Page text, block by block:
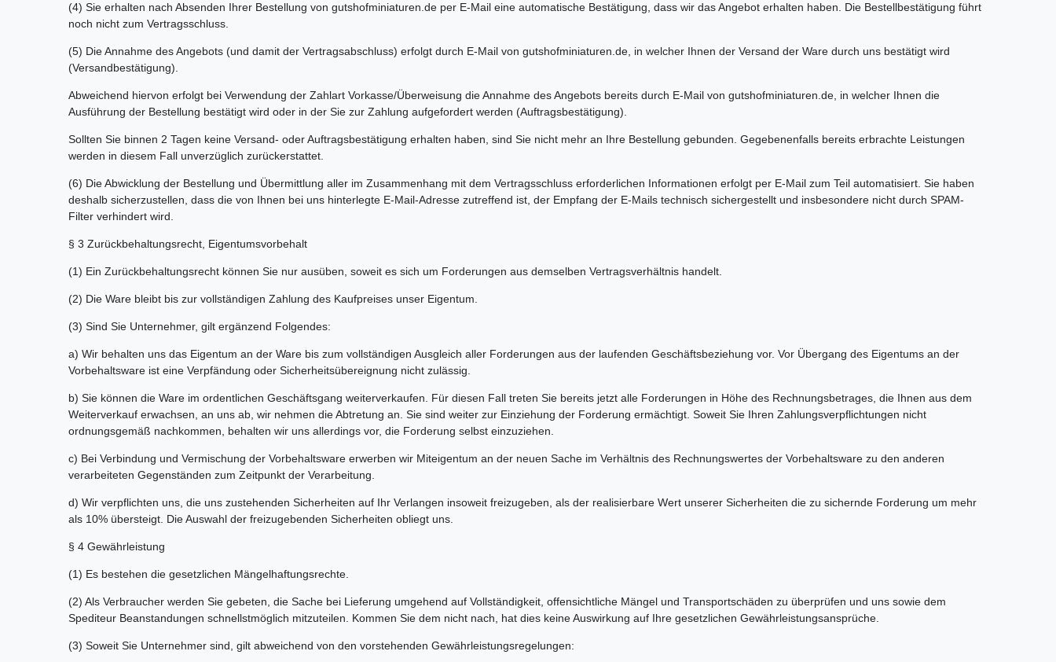
(4) Sie erhalten nach Absenden Ihrer Bestellung von gutshofminiaturen.de per E-Mail eine automatische Bestätigung, dass wir das Angebot erhalten haben. Die Bestellbestätigung führt
noch nicht zum Vertragsschluss.
(5) Die Annahme des Angebots (und damit der Vertragsabschluss) erfolgt durch E-Mail von gutshofminiaturen.de, in welcher Ihnen der Versand der Ware durch uns bestätigt wird
(Versandbestätigung).
Abweichend hiervon erfolgt bei Verwendung der Zahlart Vorkasse/Überweisung die Annahme des Angebots bereits durch E-Mail von gutshofminiaturen.de, in welcher Ihnen die
Ausführung der Bestellung bestätigt wird oder in der Sie zur Zahlung aufgefordert werden (Auftragsbestätigung).
Sollten Sie binnen 2 Tagen keine Versand- oder Auftragsbestätigung erhalten haben, sind Sie nicht mehr an Ihre Bestellung gebunden. Gegebenenfalls bereits erbrachte Leistungen
werden in diesem Fall unverzüglich zurückerstattet.
(6) Die Abwicklung der Bestellung und Übermittlung aller im Zusammenhang mit dem Vertragsschluss erforderlichen Informationen erfolgt per E-Mail zum Teil automatisiert. Sie haben
deshalb sicherzustellen, dass die von Ihnen bei uns hinterlegte E-Mail-Adresse zutreffend ist, der Empfang der E-Mails technisch sichergestellt und insbesondere nicht durch SPAM-
Filter verhindert wird.
§ 3 Zurückbehaltungsrecht, Eigentumsvorbehalt
(1) Ein Zurückbehaltungsrecht können Sie nur ausüben, soweit es sich um Forderungen aus demselben Vertragsverhältnis handelt.
(2) Die Ware bleibt bis zur vollständigen Zahlung des Kaufpreises unser Eigentum.
(3) Sind Sie Unternehmer, gilt ergänzend Folgendes:
a) Wir behalten uns das Eigentum an der Ware bis zum vollständigen Ausgleich aller Forderungen aus der laufenden Geschäftsbeziehung vor. Vor Übergang des Eigentums an der
Vorbehaltsware ist eine Verpfändung oder Sicherheitsübereignung nicht zulässig.
b) Sie können die Ware im ordentlichen Geschäftsgang weiterverkaufen. Für diesen Fall treten Sie bereits jetzt alle Forderungen in Höhe des Rechnungsbetrages, die Ihnen aus dem
Weiterverkauf erwachsen, an uns ab, wir nehmen die Abtretung an. Sie sind weiter zur Einziehung der Forderung ermächtigt. Soweit Sie Ihren Zahlungsverpflichtungen nicht
ordnungsgemäß nachkommen, behalten wir uns allerdings vor, die Forderung selbst einzuziehen.
c) Bei Verbindung und Vermischung der Vorbehaltsware erwerben wir Miteigentum an der neuen Sache im Verhältnis des Rechnungswertes der Vorbehaltsware zu den anderen
verarbeiteten Gegenständen zum Zeitpunkt der Verarbeitung.
d) Wir verpflichten uns, die uns zustehenden Sicherheiten auf Ihr Verlangen insoweit freizugeben, als der realisierbare Wert unserer Sicherheiten die zu sichernde Forderung um mehr
als 10% übersteigt. Die Auswahl der freizugebenden Sicherheiten obliegt uns.
§ 4 Gewährleistung
(1) Es bestehen die gesetzlichen Mängelhaftungsrechte.
(2) Als Verbraucher werden Sie gebeten, die Sache bei Lieferung umgehend auf Vollständigkeit, offensichtliche Mängel und Transportschäden zu überprüfen und uns sowie dem
Spediteur Beanstandungen schnellstmöglich mitzuteilen. Kommen Sie dem nicht nach, hat dies keine Auswirkung auf Ihre gesetzlichen Gewährleistungsansprüche.
(3) Soweit Sie Unternehmer sind, gilt abweichend von den vorstehenden Gewährleistungsregelungen: